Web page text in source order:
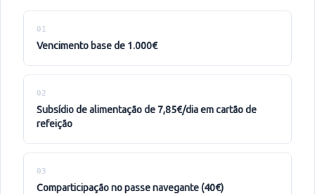
01
vencimento base de 1.000€
02
subsídio de alimentação de 7,85€/dia em cartão de
refeição
03
comparticipação no passe navegante (40€)